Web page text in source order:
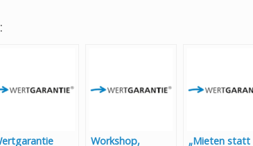
Workshop, „Mieten statt